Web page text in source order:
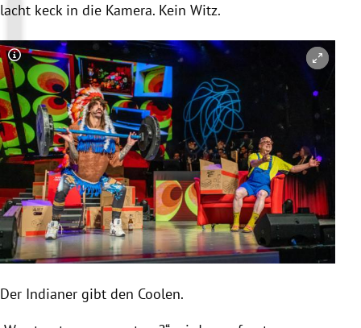
lacht keck in die Kamera. Kein Witz.
Copyright-Hinweis öffnen/schließen
Der Indianer gibt den Coolen.